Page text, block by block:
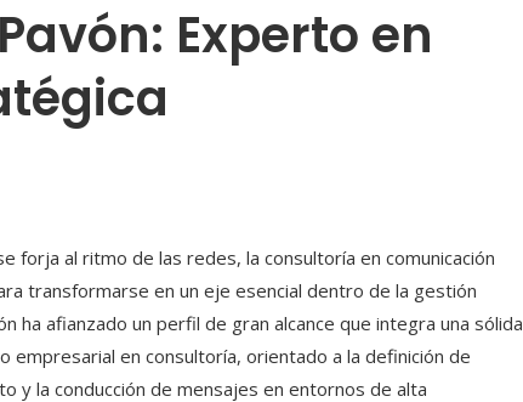
Experto en
forja al ritmo de las redes, la consultoría en comunicación
transformarse en un eje esencial dentro de la gestión
ha afianzado un perfil de gran alcance que integra una sólida
empresarial en consultoría, orientado a la definición de
y la conducción de mensajes en entornos de alta